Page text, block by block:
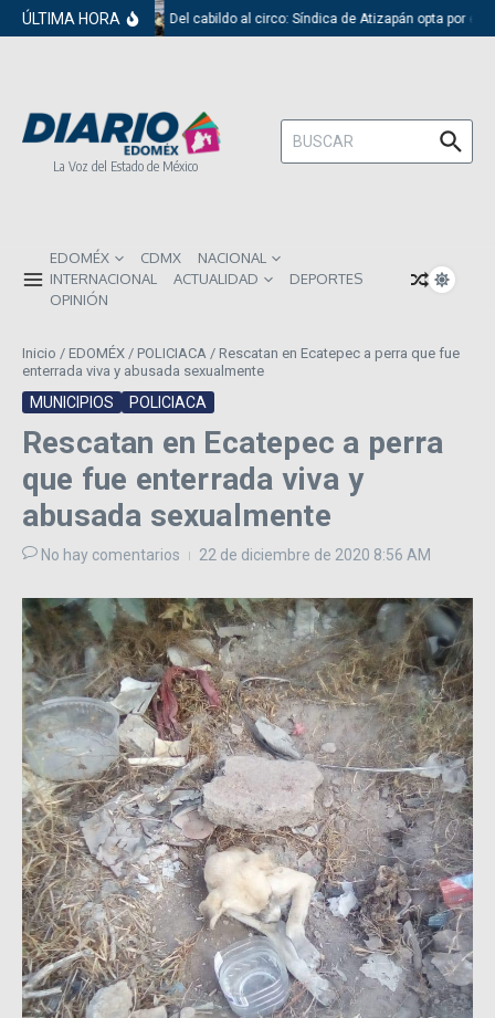
Saltar al contenido
ÚLTIMA HORA Del cabildo al circo: Síndica de Atizapán opta por el
La Voz del Estado de México
Buscar:
EDOMÉX CDMX
NACIONAL
INTERNACIONAL
ACTUALIDAD
DEPORTES
OPINIÓN
Inicio / EDOMÉX / POLICIACA / Rescatan en Ecatepec a perra que fue
enterrada viva y abusada sexualmente
MUNICIPIOS POLICIACA
Rescatan en Ecatepec a perra
que fue enterrada viva y
abusada sexualmente
No hay comentarios 22 de diciembre de 2020 8:56 AM